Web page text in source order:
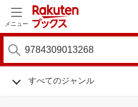
メニュー
すべてのジャンル